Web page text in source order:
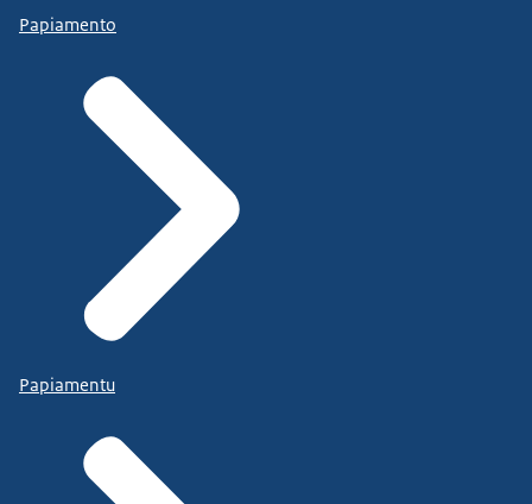
Papiamento
Papiamentu